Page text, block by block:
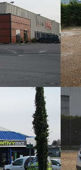
PONTIVY
véhicules /